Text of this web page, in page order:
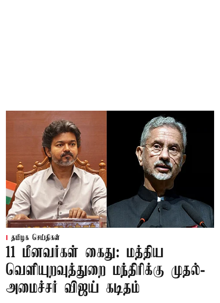
தமிழக செய்திகள்
11 மீனவர்கள் கைது: மத்திய
வெளியுறவுத்துறை மந்திரிக்கு முதல்-
அமைச்சர் விஜய் கடிதம்